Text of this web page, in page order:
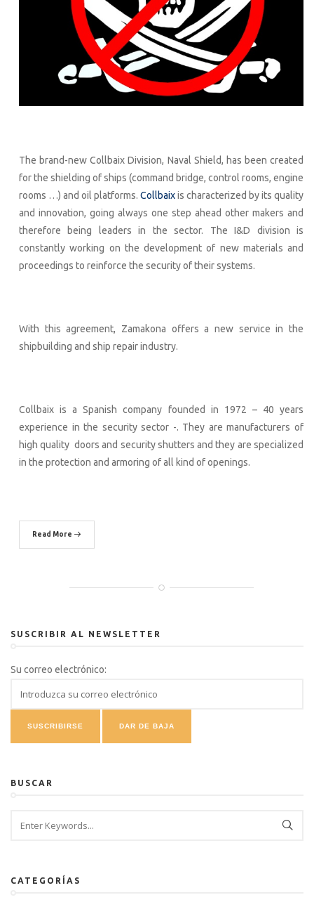
The brand-new Collbaix Division, Naval Shield, has been created
for the shielding of ships (command bridge, control rooms, engine
rooms …) and oil platforms. Collbaixis characterized by its quality
and innovation, going always one step ahead other makers and
therefore being leaders in the sector. The I&D division is
constantly working on the development of new materials and
proceedings to reinforce the security of their systems.
With this agreement, Zamakona offers a new service in the
shipbuilding and ship repair industry.
Collbaix is a Spanish company founded in 1972 – 40 years
experience in the security sector -. They are manufacturers of
high quality doors and security shutters and they are specialized
in the protection and armoring of all kind of openings.
Read More
SUSCRIBIR AL NEWSLETTER
Su correo electrónico:
BUSCAR
CATEGORÍAS